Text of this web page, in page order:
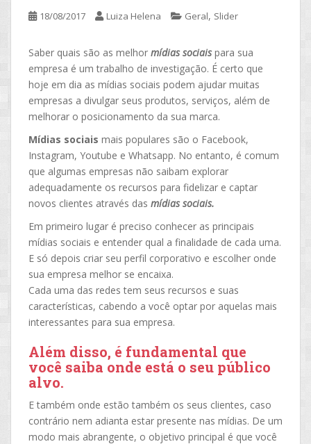
18/08/2017 Luiza Helena Geral, Slider
Saber quais são as melhor mídias sociaispara sua
empresa é um trabalho de investigação. É certo que
hoje em dia as mídias sociais podem ajudar muitas
empresas a divulgar seus produtos, serviços, além de
melhorar o posicionamento da sua marca.
Mídias sociais mais populares são o Facebook,
Instagram, Youtube e Whatsapp. No entanto, é comum
que algumas empresas não saibam explorar
adequadamente os recursos para fidelizar e captar
novos clientes através das mídias sociais.
Em primeiro lugar é preciso conhecer as principais
mídias sociais e entender qual a finalidade de cada uma.
E só depois criar seu perfil corporativo e escolher onde
sua empresa melhor se encaixa.
Cada uma das redes tem seus recursos e suas
características, cabendo a você optar por aquelas mais
interessantes para sua empresa.
Além disso, é fundamental que
você saiba onde está o seu público
alvo.
E também onde estão também os seus clientes, caso
contrário nem adianta estar presente nas mídias. De um
modo mais abrangente, o objetivo principal é que você